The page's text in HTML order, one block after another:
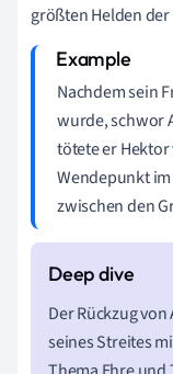
größten Helden
Nachdem sein
wurde, schwor
tötete er Hektor
Wendepunkt
zwischen den
Der Rückzug
seines Streites